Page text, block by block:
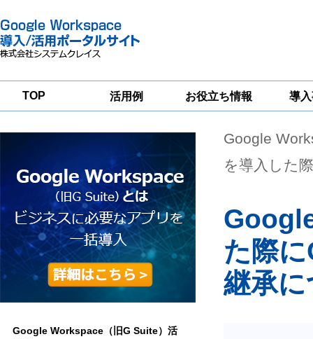
TOP 活用例 お役立ち情報
一
導
グループウェア
移行支援
Google
Workspace
セキュリティ
対策サービス
Google Workspace（旧G Suite）活
Google
を導入した
た際
継承